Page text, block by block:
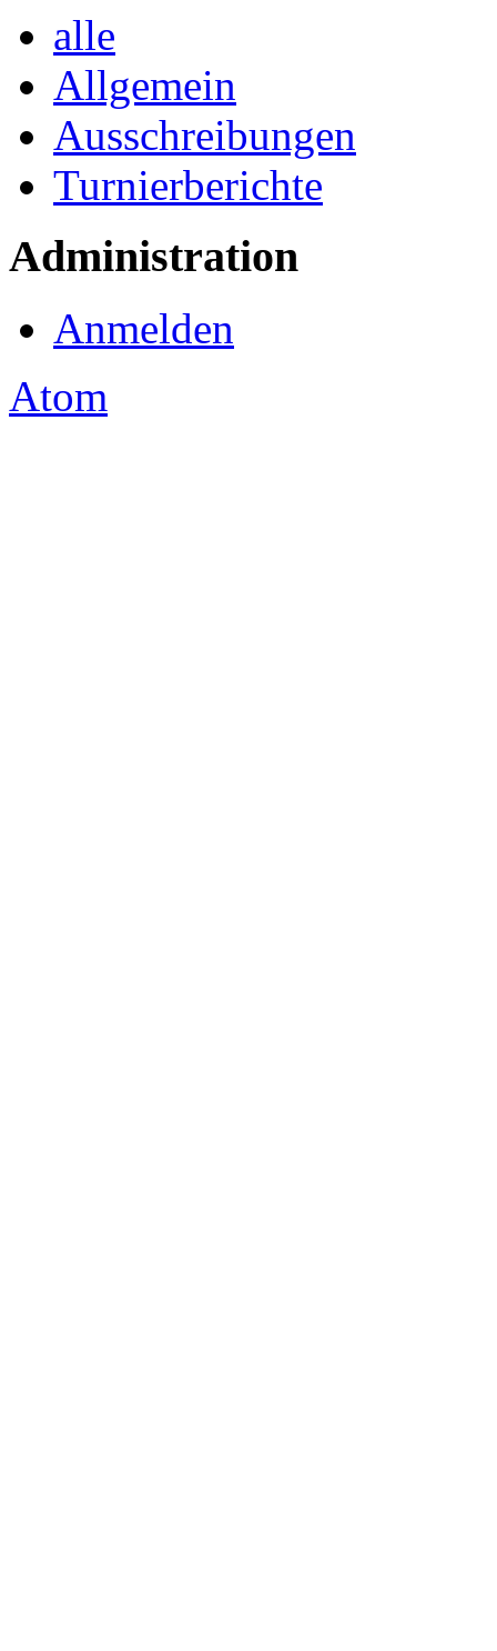
alle
Allgemein
Ausschreibungen
Turnierberichte
Administration
Anmelden
Atom